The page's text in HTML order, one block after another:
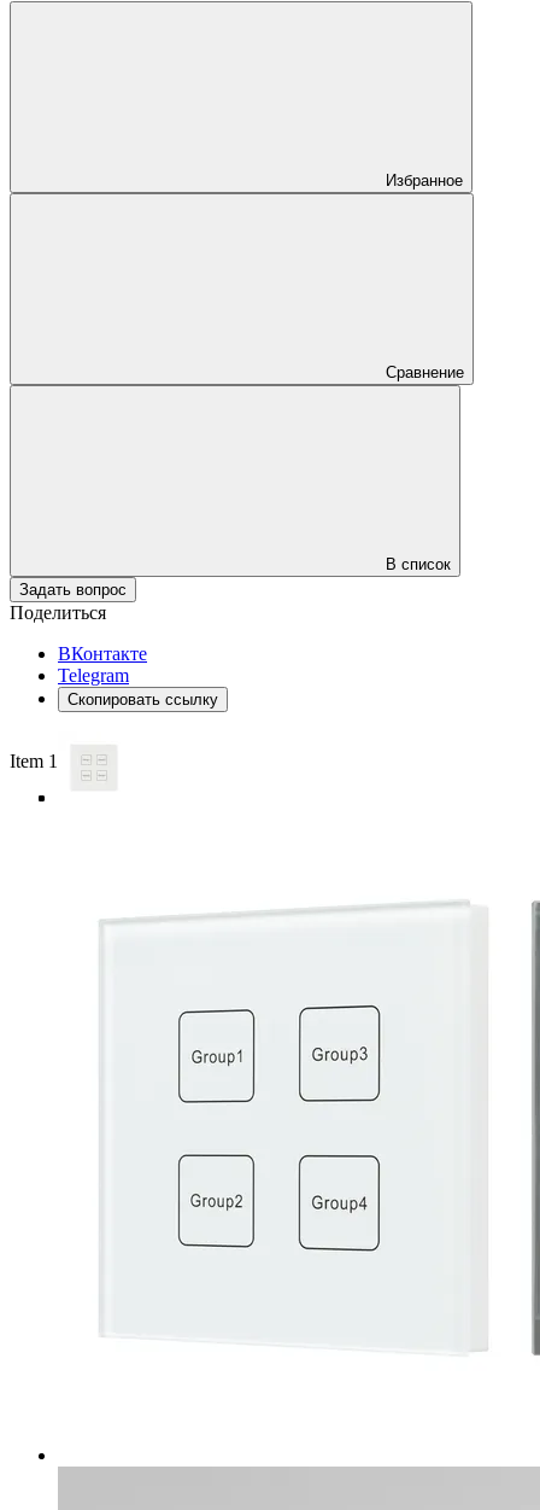
Избранное
Сравнение
В список
Задать вопрос
Поделиться
ВКонтакте
Telegram
Скопировать ссылку
Item 1 of 4